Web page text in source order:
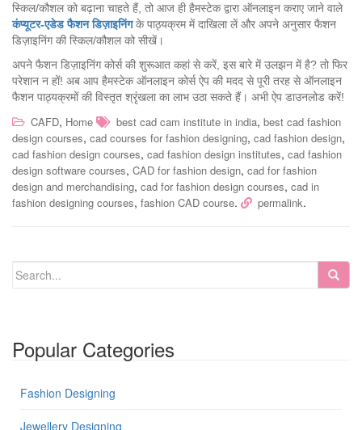
स्किल/कौशल को बढ़ाना चाहते हैं, तो आज ही हैमस्टेक द्वारा ऑनलाइन कराए जाने वाले
कंप्यूटर-एडेड फैशन डिज़ाइनिंगके पाठ्यक्रम में दाखिला लें और अपने अनुसार फैशन
डिज़ाइनिंग की स्किल/कौशल को सीखें।
अपने फैशन डिज़ाइनिंग कोर्स की शुरूआत कहां से करें, इस बारे में उलझन में है? तो फिर
परेशान न हों! अब आप हैमस्टेक ऑनलाइन कोर्स ऐप की मदद से पूरी तरह से ऑनलाइन
फैशन पाठ्यक्रमों की विस्तृत श्रृंखला का लाभ उठा सकते हैं। अभी ऐप डाउनलोड करें!
CAFD, Home best cad cam institute in india, best cad fashion
design courses, cad courses for fashion designing, cad fashion design,
cad fashion design courses, cad fashion design institutes, cad fashion
design software courses, CAD for fashion design, cad for fashion
design and merchandising, cad for fashion design courses, cad in
fashion designing courses, fashion CAD course. permalink.
Popular Categories
Fashion Designing
Jewellery Designing